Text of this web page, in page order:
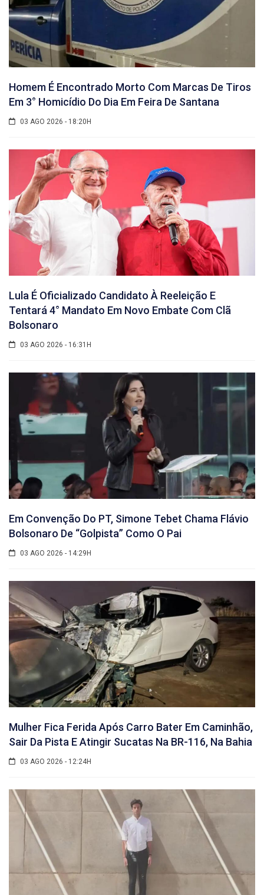
Homem É Encontrado Morto Com Marcas De Tiros
Em 3° Homicídio Do Dia Em Feira De Santana
03 AGO 2026 - 18:20H
Lula É Oficializado Candidato À Reeleição E
Tentará 4° Mandato Em Novo Embate Com Clã
Bolsonaro
03 AGO 2026 - 16:31H
Em Convenção Do PT, Simone Tebet Chama Flávio
Bolsonaro De “golpista” Como O Pai
03 AGO 2026 - 14:29H
Mulher Fica Ferida Após Carro Bater Em Caminhão,
Sair Da Pista E Atingir Sucatas Na BR-116, Na Bahia
03 AGO 2026 - 12:24H